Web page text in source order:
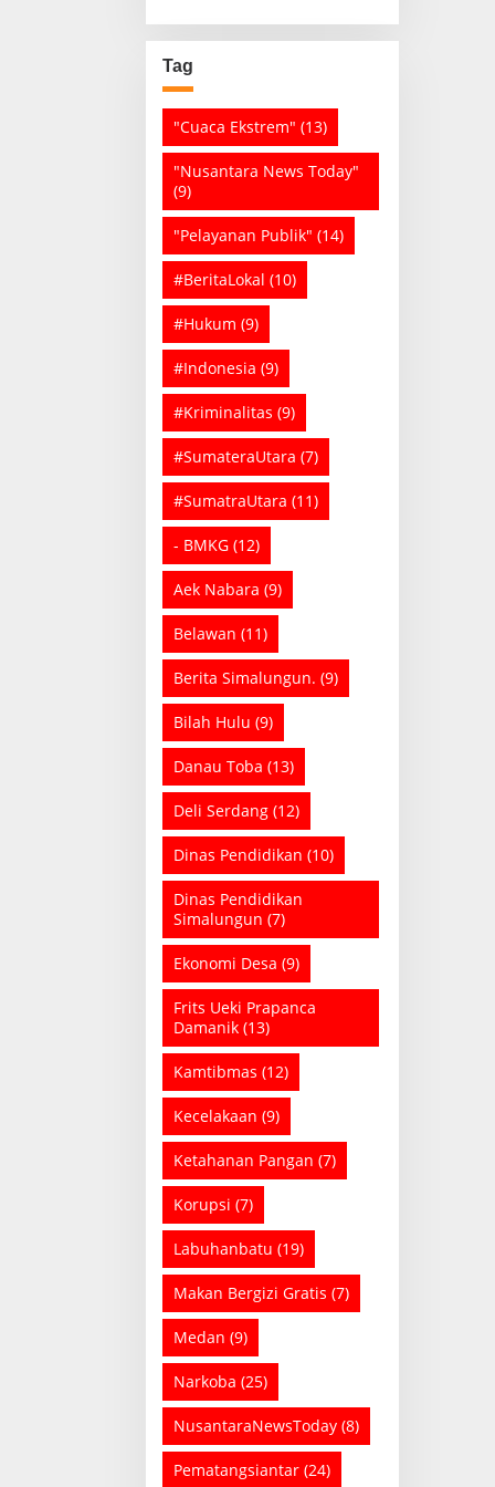
Tag
"Cuaca Ekstrem" (13)
"Nusantara News Today"
(9)
"Pelayanan Publik" (14)
#BeritaLokal (10)
#Hukum (9)
#Indonesia (9)
#Kriminalitas (9)
#SumateraUtara (7)
#SumatraUtara (11)
- BMKG (12)
Aek Nabara (9)
Belawan (11)
Berita Simalungun. (9)
Bilah Hulu (9)
Danau Toba (13)
Deli Serdang (12)
Dinas Pendidikan (10)
Dinas Pendidikan
Simalungun (7)
Ekonomi Desa (9)
Frits Ueki Prapanca
Damanik (13)
Kamtibmas (12)
Kecelakaan (9)
Ketahanan Pangan (7)
Korupsi (7)
Labuhanbatu (19)
Makan Bergizi Gratis (7)
Medan (9)
Narkoba (25)
NusantaraNewsToday (8)
Pematangsiantar (24)